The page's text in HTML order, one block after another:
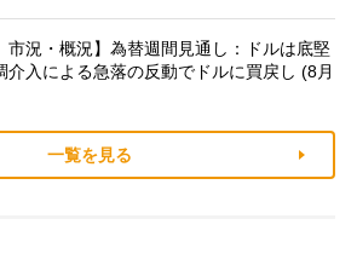
市況・概況】為替週間見通し：ドルは底堅
介入による急落の反動でドルに買戻し (8月
一覧を見る